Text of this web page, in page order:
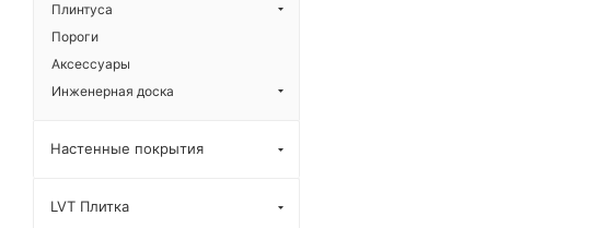
Плинтуса
Пороги
Аксессуары
Инженерная доска
Настенные покрытия
LVT Плитка